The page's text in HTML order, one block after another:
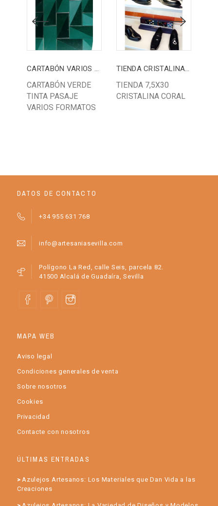
CARTABÓN VARIOS FORMATOS
CARTABÓN VERDE
TINTA PASAJE
VARIOS FORMATOS
TIENDA CRISTALINA CORAL
TIENDA 7,5X30
CRISTALINA CORAL
DATOS DE CONTACTO
+34 955 631 768
info@artesaniasevilla.com
Polígono La Red, calle Seis, parcela 82.
41500 Alcalá de Guadaíra, Sevilla
MAPA WEB
Aviso legal
Condiciones generales de venta
Sobre nosotros
Cookies
Privacidad
Contacte con nosotros
ÚLTIMAS ENTRADAS
Azulejos Artesanos: Los Materiales que Dan Vida a las
Creaciones